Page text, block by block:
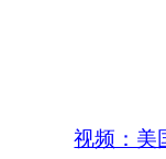
视频：美